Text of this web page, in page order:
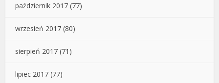
październik 2017 (77)
wrzesień 2017 (80)
sierpień 2017 (71)
lipiec 2017 (77)